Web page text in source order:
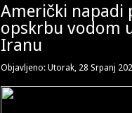
Američki napadi
opskrbu vodom
Iranu
Objavljeno: Utorak, 28 Srpanj